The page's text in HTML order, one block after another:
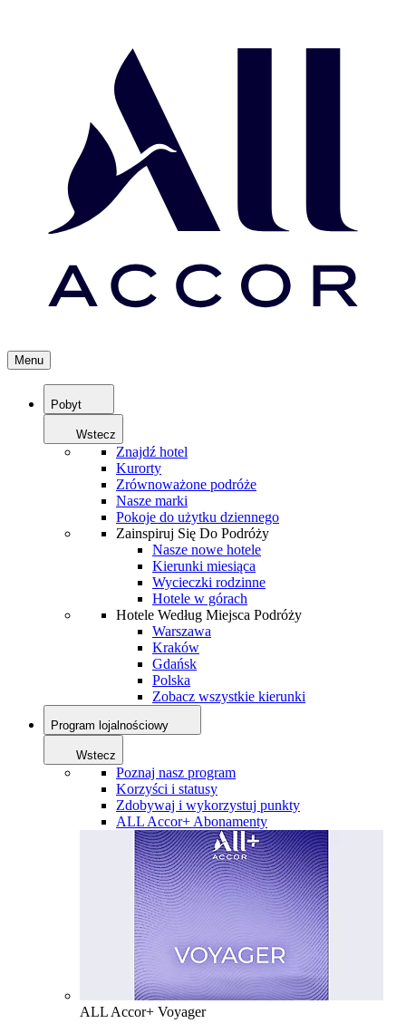
Menu
Pobyt
Wstecz
Znajdź hotel
Kurorty
Zrównoważone podróże
Nasze marki
Pokoje do użytku dziennego
Zainspiruj Się Do Podróży
Nasze nowe hotele
Kierunki miesiąca
Wycieczki rodzinne
Hotele w górach
Hotele Według Miejsca Podróży
Warszawa
Kraków
Gdańsk
Polska
Zobacz wszystkie kierunki
Program lojalnościowy
Wstecz
Poznaj nasz program
Korzyści i statusy
Zdobywaj i wykorzystuj punkty
ALL Accor+ Abonamenty
ALL Accor+ Voyager